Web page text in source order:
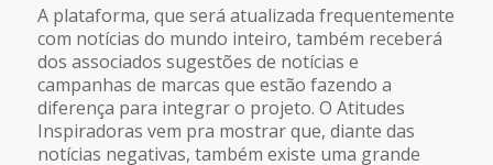
A plataforma, que será atualizada frequentemente
com notícias do mundo inteiro, também receberá
dos associados sugestões de notícias e
campanhas de marcas que estão fazendo a
diferença para integrar o projeto. O Atitudes
Inspiradoras vem pra mostrar que, diante das
notícias negativas, também existe uma grande